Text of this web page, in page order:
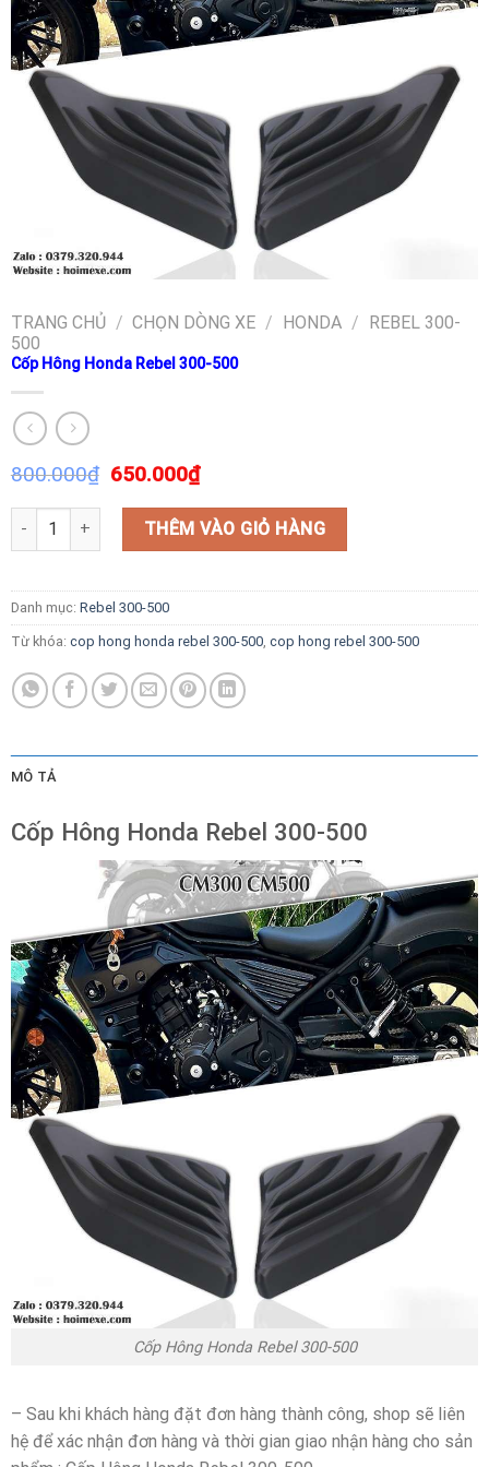
TRANG CHỦ / CHỌN DÒNG XE / HONDA / REBEL 300-
500
Cốp Hông Honda Rebel 300-500
800.000₫ 650.000₫
Cốp Hông Honda Rebel 300-500 số lượng
THÊM VÀO GIỎ HÀNG
Danh mục: Rebel 300-500
Từ khóa: cop hong honda rebel 300-500, cop hong rebel 300-500
MÔ TẢ
Cốp Hông Honda Rebel 300-500
Cốp Hông Honda Rebel 300-500
– Sau khi khách hàng đặt đơn hàng thành công, shop sẽ liên
hệ để xác nhận đơn hàng và thời gian giao nhận hàng cho sản